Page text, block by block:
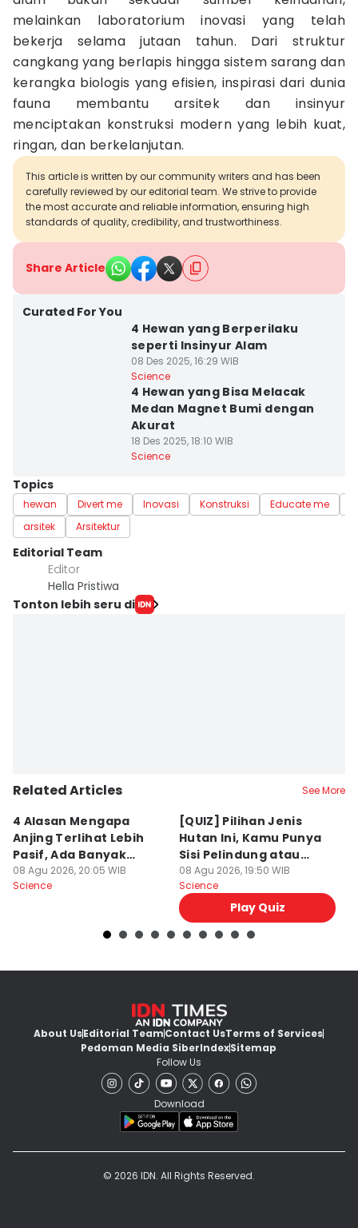
melainkan laboratorium inovasi yang telah
bekerja selama jutaan tahun. Dari struktur
cangkang yang berlapis hingga sistem sarang dan
kerangka biologis yang efisien, inspirasi dari dunia
fauna membantu arsitek dan insinyur
menciptakan konstruksi modern yang lebih kuat,
ringan, dan berkelanjutan.
This article is written by our community writers and has been
carefully reviewed by our editorial team. We strive to provide
the most accurate and reliable information, ensuring high
standards of quality, credibility, and trustworthiness.
Share Article
Curated For You
4 Hewan yang Berperilaku
seperti Insinyur Alam
08 Des 2025, 16:29 WIB
Science
4 Hewan yang Bisa Melacak
Medan Magnet Bumi dengan
Akurat
18 Des 2025, 18:10 WIB
Science
Topics
hewan Divert me Inovasi Konstruksi Educate me
arsitek
Arsitektur
Editorial Team
Editor
Hella Pristiwa
Tonton lebih seru di
Related Articles See More
4 Alasan Mengapa
Anjing Terlihat Lebih
Pasif, Ada Banyak
Faktor!
08 Agu 2026, 20:05 WIB
Science
[QUIZ] Pilihan Jenis
Hutan Ini, Kamu Punya
Sisi Pelindung atau
Penghancur?
08 Agu 2026, 19:50 WIB
Science
Play Quiz
About UsEditorial TeamContact UsTerms of Services
Pedoman Media SiberIndexSitemap
Follow Us
Download
© 2026 IDN. All Rights Reserved.